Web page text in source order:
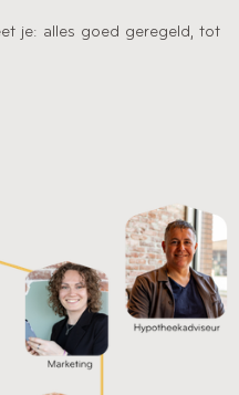
je: alles goed geregeld, tot